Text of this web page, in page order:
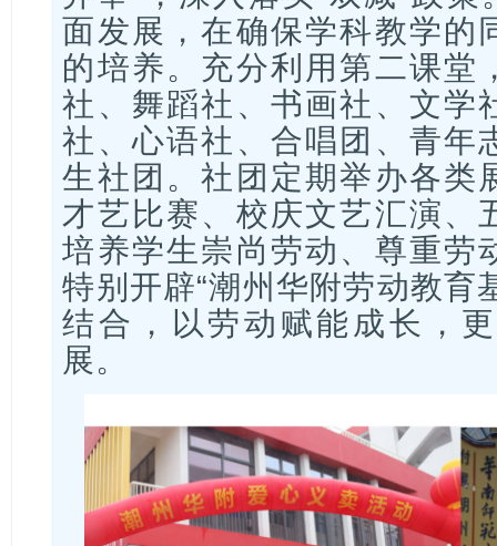
面发展，在确保学科教学的
的培养。充分利用第二课堂
社、舞蹈社、书画社、文学
社、心语社、合唱团、青年
生社团。社团定期举办各类
才艺比赛、校庆文艺汇演、
培养学生崇尚劳动、尊重劳
特别开辟“潮州华附劳动教育
结合，以劳动赋能成长，
展。